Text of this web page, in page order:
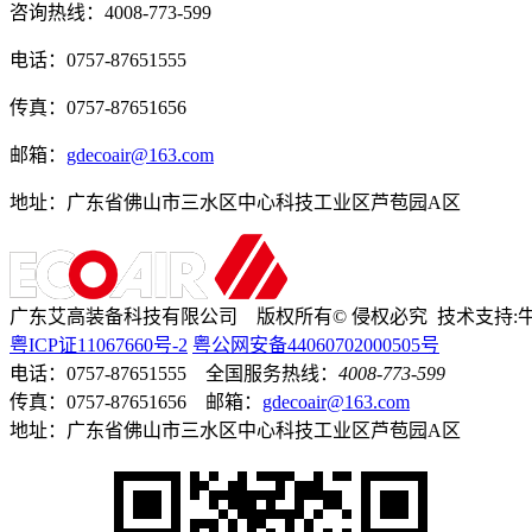
咨询热线： 4008-773-599
电话：0757-87651555
传真：0757-87651656
邮箱： gdecoair@163.com
地址：广东省佛山市三水区中心科技工业区芦苞园A区
广东艾高装备科技有限公司 版权所有© 侵权必究 技术支持:
粤ICP证11067660号-2 粤公网安备44060702000505号
电话：0757-87651555 全国服务热线： 4008-773-599
传真：0757-87651656 邮箱： gdecoair@163.com
地址：广东省佛山市三水区中心科技工业区芦苞园A区